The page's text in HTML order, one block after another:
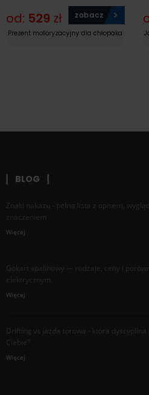
od: 529 zł zobacz
Prezent motoryzacyjny dla chłopaka
BLOG
Znaki nakazu - pełna lista z opisem,
znaczeniem
Więcej
Gokart spalinowy — rodzaje, ceny i
elektrycznym
Więcej
Drifting vs jazda torowa - która dyscyplina
Ciebie?
Więcej